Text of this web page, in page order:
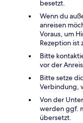
besetzt.
Wenn du
anreisen
Voraus, um
Rezeption ist
Bitte
vor der
Bitte setze
Verbindung,
Von der
werden ggf.
übersetzt.